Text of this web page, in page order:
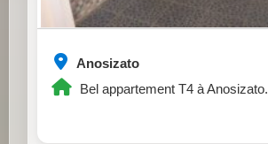
Anosizato
Bel appartement T4 à Anosizato.